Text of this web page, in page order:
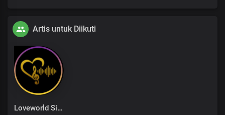
Artis untuk Diikuti
Loveworld Singers